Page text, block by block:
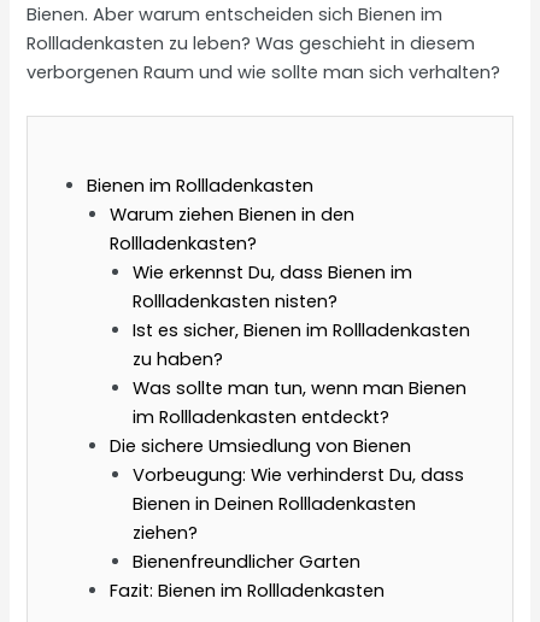
Bienen. Aber warum entscheiden sich Bienen im
Rollladenkasten zu leben? Was geschieht in diesem
verborgenen Raum und wie sollte man sich verhalten?
Bienen im Rollladenkasten
Warum ziehen Bienen in den
Rollladenkasten?
Wie erkennst Du, dass Bienen im
Rollladenkasten nisten?
Ist es sicher, Bienen im Rollladenkasten
zu haben?
Was sollte man tun, wenn man Bienen
im Rollladenkasten entdeckt?
Die sichere Umsiedlung von Bienen
Vorbeugung: Wie verhinderst Du, dass
Bienen in Deinen Rollladenkasten
ziehen?
Bienenfreundlicher Garten
Fazit: Bienen im Rollladenkasten